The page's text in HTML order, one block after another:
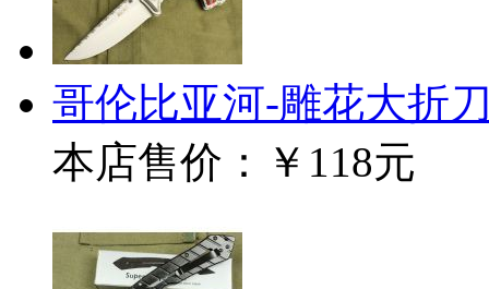
哥伦比亚河-雕花大折
本店售价：
￥118元